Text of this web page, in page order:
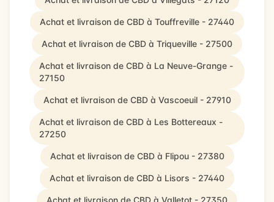
Achat et livraison de CBD à Touffreville - 27440
Achat et livraison de CBD à Triqueville - 27500
Achat et livraison de CBD à La Neuve-Grange -
27150
Achat et livraison de CBD à Vascoeuil - 27910
Achat et livraison de CBD à Les Bottereaux -
27250
Achat et livraison de CBD à Flipou - 27380
Achat et livraison de CBD à Lisors - 27440
Achat et livraison de CBD à Valletot - 27350